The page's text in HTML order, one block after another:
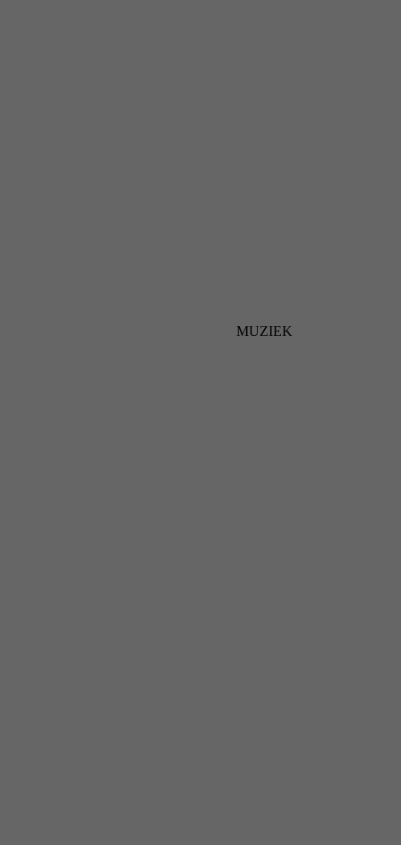
MUZIEK